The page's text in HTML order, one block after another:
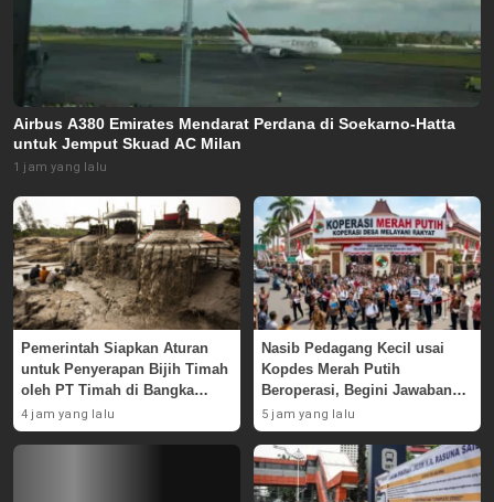
Airbus A380 Emirates Mendarat Perdana di Soekarno-Hatta
untuk Jemput Skuad AC Milan
1 jam yang lalu
Pemerintah Siapkan Aturan
untuk Penyerapan Bijih Timah
oleh PT Timah di Bangka
Belitung
4 jam yang lalu
Nasib Pedagang Kecil usai
Kopdes Merah Putih
Beroperasi, Begini Jawaban
Pemerintah
5 jam yang lalu